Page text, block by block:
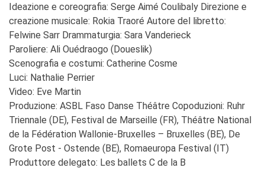
Ideazione e coreografia: Serge Aimé Coulibaly Direzione e
creazione musicale: Rokia Traoré Autore del libretto:
Felwine Sarr Drammaturgia: Sara Vanderieck
Paroliere: Ali Ouédraogo (Doueslik)
Scenografia e costumi: Catherine Cosme
Luci: Nathalie Perrier
Video: Eve Martin
Produzione: ASBL Faso Danse Théâtre Copoduzioni: Ruhr
Triennale (DE), Festival de Marseille (FR), Théâtre National
de la Fédération Wallonie-Bruxelles – Bruxelles (BE), De
Grote Post - Ostende (BE), Romaeuropa Festival (IT)
Produttore delegato: Les ballets C de la B